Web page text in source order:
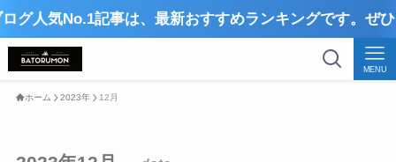
No.1記事は、最新おすすめランキングです。ぜひご覧
MENU
ホーム 2023年 12月